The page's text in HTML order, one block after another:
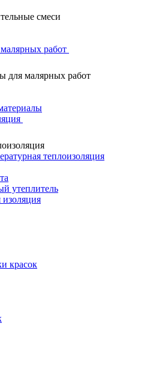
смеси
работ
для малярных работ
теплоизоляция
утеплитель
изоляция
красок